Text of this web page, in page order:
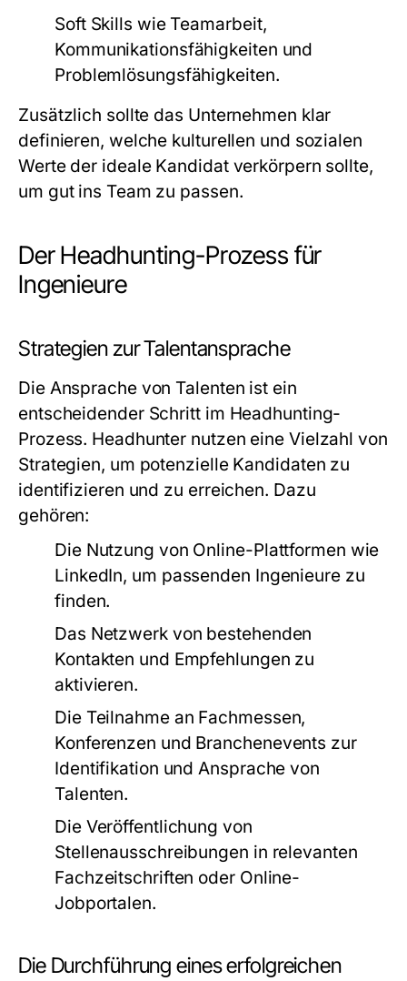
Soft Skills wie Teamarbeit,
Kommunikationsfähigkeiten und
Problemlösungsfähigkeiten.
Zusätzlich sollte das Unternehmen klar
definieren, welche kulturellen und sozialen
Werte der ideale Kandidat verkörpern sollte,
um gut ins Team zu passen.
Der Headhunting-Prozess für
Ingenieure
Strategien zur Talentansprache
Die Ansprache von Talenten ist ein
entscheidender Schritt im Headhunting-
Prozess. Headhunter nutzen eine Vielzahl von
Strategien, um potenzielle Kandidaten zu
identifizieren und zu erreichen. Dazu
gehören:
Die Nutzung von Online-Plattformen wie
LinkedIn, um passenden Ingenieure zu
finden.
Das Netzwerk von bestehenden
Kontakten und Empfehlungen zu
aktivieren.
Die Teilnahme an Fachmessen,
Konferenzen und Branchenevents zur
Identifikation und Ansprache von
Talenten.
Die Veröffentlichung von
Stellenausschreibungen in relevanten
Fachzeitschriften oder Online-
Jobportalen.
Die Durchführung eines erfolgreichen